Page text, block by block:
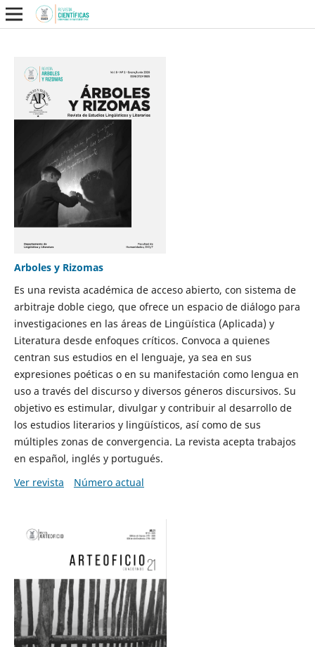
Arboles y Rizomas
Es una revista académica de acceso abierto, con sistema de
arbitraje doble ciego, que ofrece un espacio de diálogo para
investigaciones en las áreas de Lingüística (Aplicada) y
Literatura desde enfoques críticos. Convoca a quienes
centran sus estudios en el lenguaje, ya sea en sus
expresiones poéticas o en su manifestación como lengua en
uso a través del discurso y diversos géneros discursivos. Su
objetivo es estimular, divulgar y contribuir al desarrollo de
los estudios literarios y lingüísticos, así como de sus
múltiples zonas de convergencia. La revista acepta trabajos
en español, inglés y portugués.
Ver revista
Número actual